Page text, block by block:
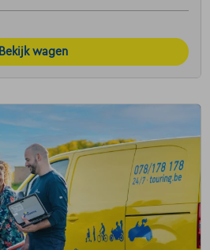
Bekijk wagen